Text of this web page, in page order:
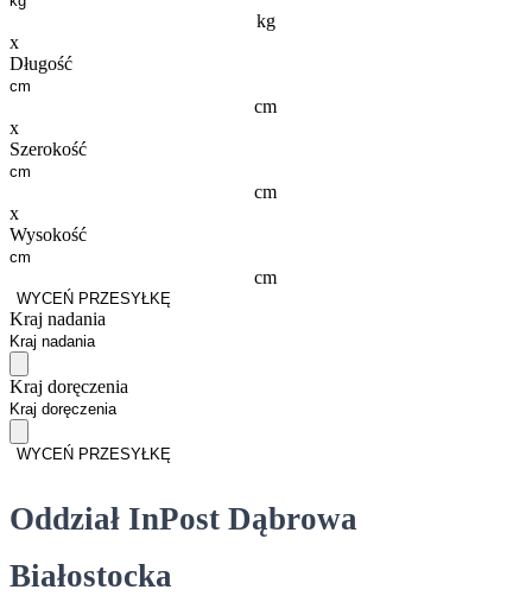
kg
x
Długość
cm
x
Szerokość
cm
x
Wysokość
cm
WYCEŃ PRZESYŁKĘ
Kraj nadania
Kraj doręczenia
WYCEŃ PRZESYŁKĘ
Oddział InPost Dąbrowa
Białostocka